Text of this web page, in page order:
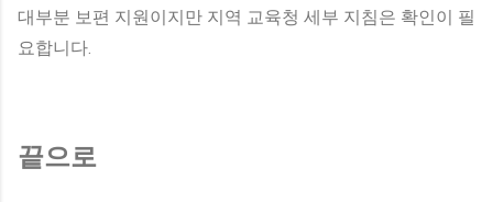
대부분 보편 지원이지만 지역 교육청 세부 지침은 확인이 필
요합니다.
끝으로